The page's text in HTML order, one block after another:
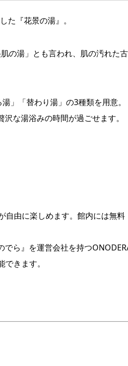
た『花景の湯』。
の湯」とも言われ、肌の汚れた
」「替わり湯」の3種類を用意。
な湯浴みの時間が過ごせます。
自由に楽しめます。館内には無料
ら』を運営会社を持つ
きます。